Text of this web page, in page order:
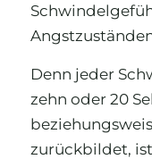
Denn jeder
zehn oder 20
zurückbildet,